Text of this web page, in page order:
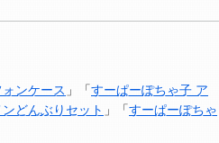
ンケース 」「すーぱーぽちゃ子 ア
どんぶりセット 」「すーぱーぽちゃ